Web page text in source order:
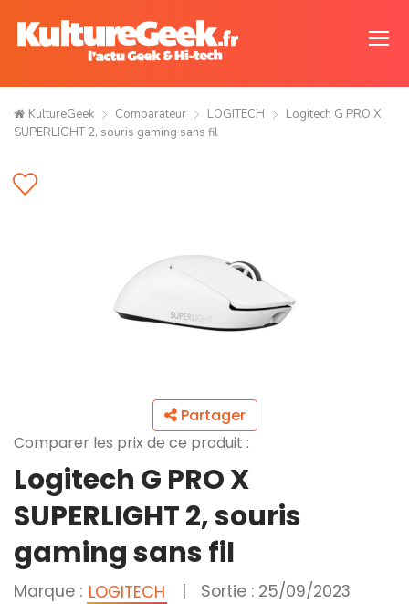
KultureGeek Comparateur LOGITECH
Logitech G PRO X
SUPERLIGHT 2, souris gaming sans fil
Partager
Comparer les prix de ce produit :
Logitech G PRO X
SUPERLIGHT 2, souris
gaming sans fil
Marque : LOGITECH | Sortie : 25/09/2023